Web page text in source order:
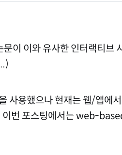
이 이와 유사한 인터랙티브
사용했으나 현재는 웹/앱에
번 포스팅에서는 web-